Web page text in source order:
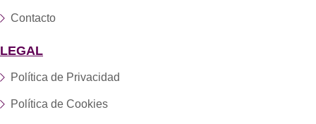
Contacto
LEGAL
Política de Privacidad
Política de Cookies